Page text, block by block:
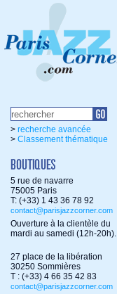
> recherche avancée
> Classement thématique
5 rue de navarre
75005 Paris
T: (+33) 1 43 36 78 92
contact@parisjazzcorner.com
Ouverture à la clientèle du
mardi au samedi (12h-20h).
27 place de la libération
30250 Sommières
T : (+33) 4 66 35 42 83
contact@parisjazzcorner.com